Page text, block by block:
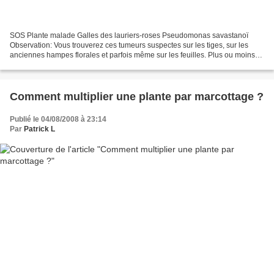
SOS Plante malade Galles des lauriers-roses Pseudomonas savastanoï
Observation: Vous trouverez ces tumeurs suspectes sur les tiges, sur les
anciennes hampes florales et parfois même sur les feuilles. Plus ou moins
Comment multiplier une plante par marcottage ?
Publié le 04/08/2008 à 23:14
Par Patrick L